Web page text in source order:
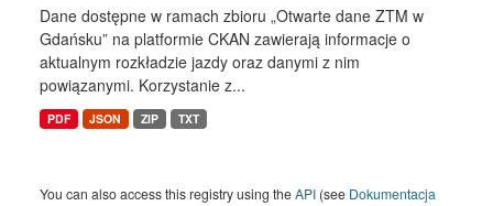
Dane dostępne w ramach zbioru „Otwarte dane ZTM w
Gdańsku” na platformie CKAN zawierają informacje o
aktualnym rozkładzie jazdy oraz danymi z nim
powiązanymi. Korzystanie z...
PDF JSON ZIP TXT
You can also access this registry using theAPI (see Dokumentacja